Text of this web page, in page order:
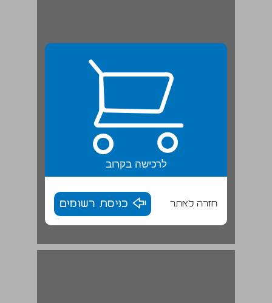
לרכישה בקרוב
חזרה לאתר כניסת רשומים
הסיפור על האיש הירוק | סיפור ... 12